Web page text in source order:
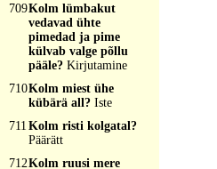
709Kolm lümbakut
vedavad ühte
pimedad ja pime
külvab valge põllu
pääle? Kirjutamine
710Kolm miest ühe
kübärä all? Iste
711 Kolm risti kolgatal?
Päärätt
712Kolm ruusi mere